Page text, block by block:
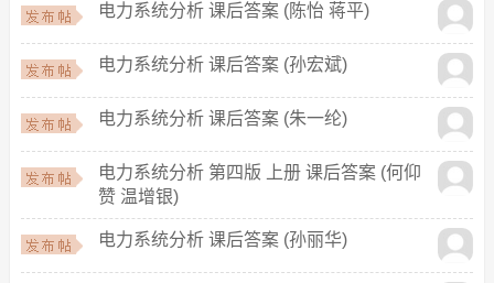
电力系统分析 课后答案 (陈怡 蒋平)
电力系统分析 课后答案 (孙宏斌)
电力系统分析 课后答案 (朱一纶)
电力系统分析 第四版 上册 课后答案 (何仰
赞 温增银)
电力系统分析 课后答案 (孙丽华)